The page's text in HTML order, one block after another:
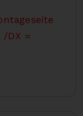
/DX =